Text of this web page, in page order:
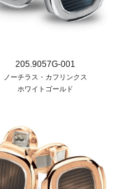
205.9057G-001
ノーチラス・カフリンクス
ホワイトゴールド